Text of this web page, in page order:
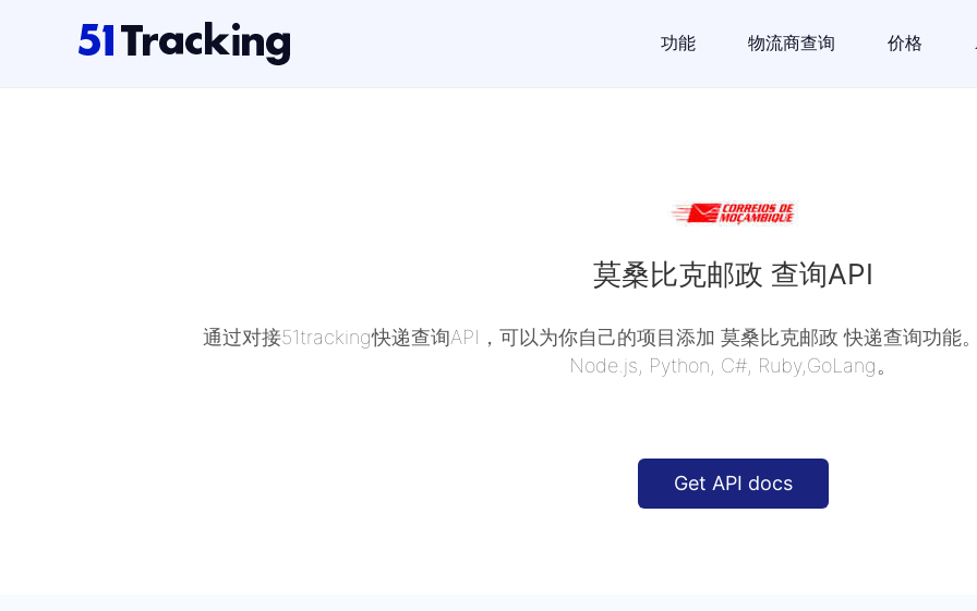
功能 物流商查询 价格
莫桑比克邮政 查询API
通过对接51tracking快递查询API，可以为你自己的项目添加 莫桑比克邮政 快递查询功能
Node.js, Python, C#, Ruby,GoLang。
Get API docs